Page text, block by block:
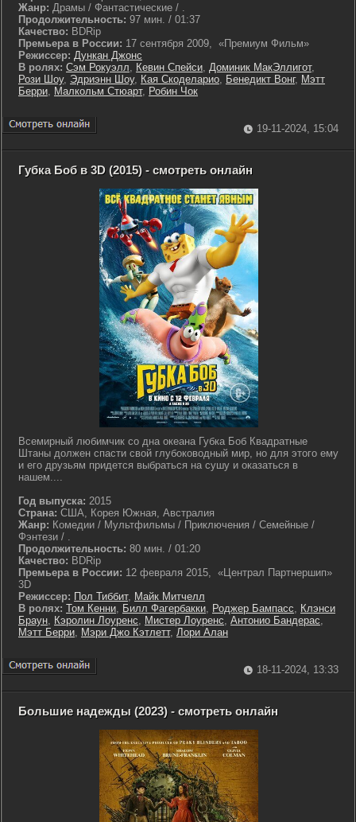
Жанр: Драмы / Фантастические / .
Продолжительность: 97 мин. / 01:37
Качество: BDRip
Премьера в России: 17 сентября 2009, «Премиум Фильм»
Режиссер: Дункан Джонс
В ролях: Сэм Рокуэлл, Кевин Спейси, Доминик МакЭллигот,
Рози Шоу, Эдриэнн Шоу, Кая Скоделарио, Бенедикт Вонг, Мэтт
Берри, Малкольм Стюарт, Робин Чок
19-11-2024, 15:04
Губка Боб в 3D (2015) - смотреть онлайн
Всемирный любимчик со дна океана Губка Боб Квадратные
Штаны должен спасти свой глубоководный мир, но для этого ему
и его друзьям придется выбраться на сушу и оказаться в
нашем....
Год выпуска: 2015
Страна: США, Корея Южная, Австралия
Жанр: Комедии / Мультфильмы / Приключения / Семейные /
Фэнтези / .
Продолжительность: 80 мин. / 01:20
Качество: BDRip
Премьера в России: 12 февраля 2015, «Централ Партнершип»
3D
Режиссер: Пол Тиббит, Майк Митчелл
В ролях: Том Кенни, Билл Фагербакки, Роджер Бампасс, Клэнси
Браун, Кэролин Лоуренс, Мистер Лоуренс, Антонио Бандерас,
Мэтт Берри, Мэри Джо Кэтлетт, Лори Алан
18-11-2024, 13:33
Большие надежды (2023) - смотреть онлайн